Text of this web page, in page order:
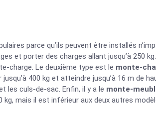
parce qu’ils peuvent être installés
et porter des charges allant jusqu’à 250
charge. Le deuxième type est le monte-
400 kg et atteindre jusqu’à 16 m de
les culs-de-sac. Enfin, il y a le monte-
mais il est inférieur aux deux autres